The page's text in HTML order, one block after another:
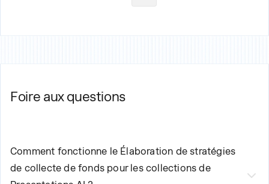
Foire aux questions
Comment fonctionne le Élaboration de stratégies
de collecte de fonds pour les collections de